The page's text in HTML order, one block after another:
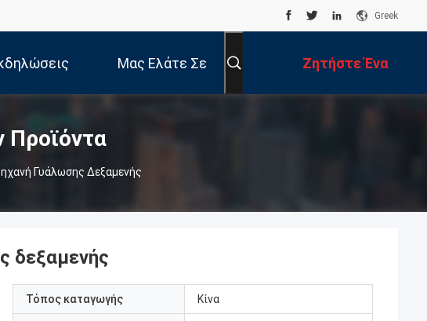
Greek
Μας Ελάτε Σε Ζητήστε Ένα
Απόσπασμα
Γυάλωσης Δεξαμενής
δεξαμενής
Τόπος καταγωγής Κίνα